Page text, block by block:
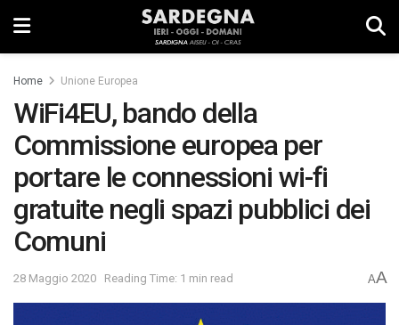
Home Unione Europea
WiFi4EU, bando della
Commissione europea per
portare le connessioni wi-fi
gratuite negli spazi pubblici dei
Comuni
28 Maggio 2020 Reading Time: 1 min read AA